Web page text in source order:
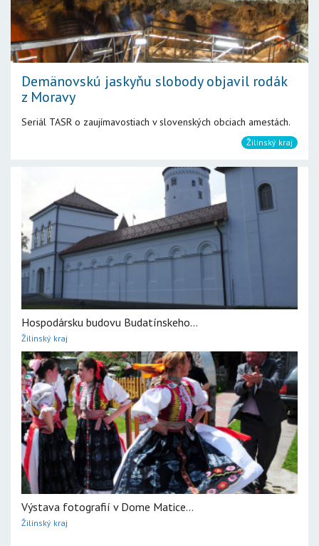
Demänovskú jaskyňu slobody objavil rodák
z Moravy
Seriál TASR o zaujímavostiach v slovenských obciach amestách.
Žilinský kraj
Hospodársku budovu Budatínskeho...
Žilinský kraj
Výstava fotografií v Dome Matice...
Žilinský kraj